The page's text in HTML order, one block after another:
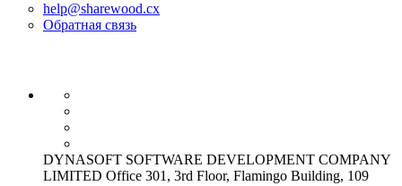
help@sharewood.cx
Обратная связь
DYNASOFT SOFTWARE DEVELOPMENT COMPANY
LIMITED Office 301, 3rd Floor, Flamingo Building, 109